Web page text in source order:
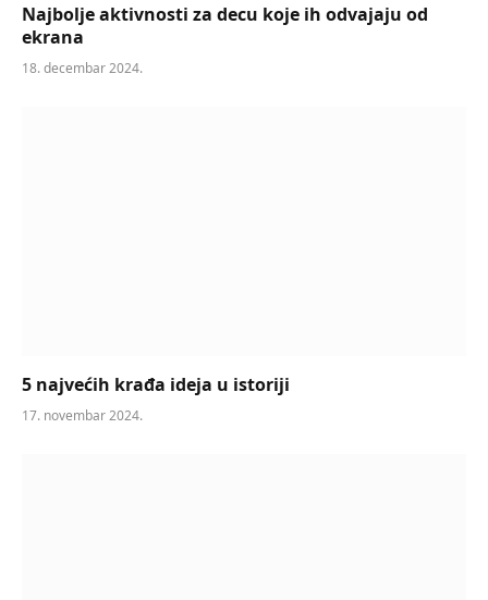
Najbolje aktivnosti za decu koje ih odvajaju od
ekrana
18. decembar 2024.
5 najvećih krađa ideja u istoriji
17. novembar 2024.